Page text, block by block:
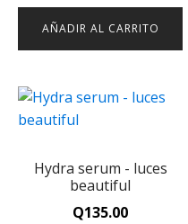
AÑADIR AL CARRITO
Hydra serum - luces
beautiful
Q135.00